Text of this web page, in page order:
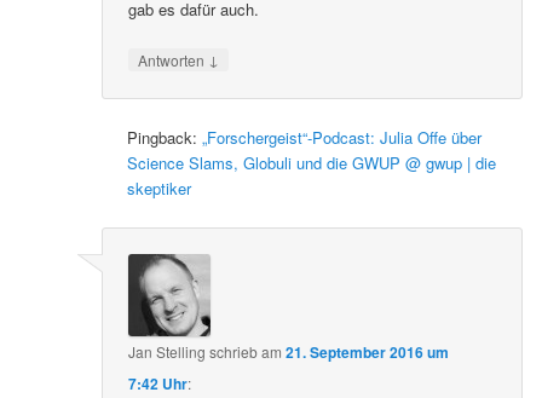
gab es dafür auch.
Antworten ↓
Pingback:„Forschergeist“-Podcast: Julia Offe über
Science Slams, Globuli und die GWUP @ gwup | die
skeptiker
Jan Stelling schriebam21. September 2016 um
7:42 Uhr: